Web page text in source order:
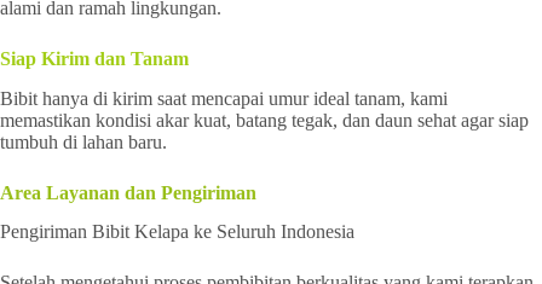
alami dan ramah lingkungan.
Siap Kirim dan Tanam
Bibit hanya di kirim saat mencapai umur ideal tanam, kami
memastikan kondisi akar kuat, batang tegak, dan daun sehat agar siap
tumbuh di lahan baru.
Area Layanan dan Pengiriman
Pengiriman Bibit Kelapa ke Seluruh Indonesia